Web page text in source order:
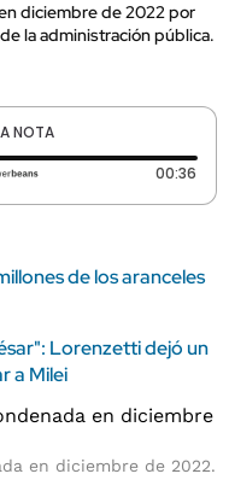
diciembre de 2022 por
la administración pública.
NOTA
0 segundos 00:36
de los aranceles
Lorenzetti dejó un
a Milei
en diciembre de 2022.